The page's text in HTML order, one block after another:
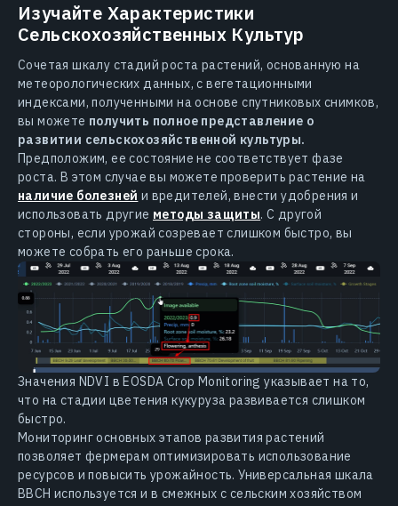
Изучайте Характеристики
Сельскохозяйственных Культур
Сочетая шкалу стадий роста растений, основанную на
метеорологических данных, с вегетационными
индексами, полученными на основе спутниковых снимков,
вы можете получить полное представление о
развитии сельскохозяйственной культуры.
Предположим, ее состояние не соответствует фазе
роста. В этом случае вы можете проверить растение на
наличие болезней и вредителей, внести удобрения и
использовать другие методы защиты. С другой
стороны, если урожай созревает слишком быстро, вы
можете собрать его раньше срока.
Значения NDVI в EOSDA Crop Monitoring указывает на то,
что на стадии цветения кукуруза развивается слишком
быстро.
Мониторинг основных этапов развития растений
позволяет фермерам оптимизировать использование
ресурсов и повысить урожайность. Универсальная шкала
BBCH используется и в смежных с сельским хозяйством